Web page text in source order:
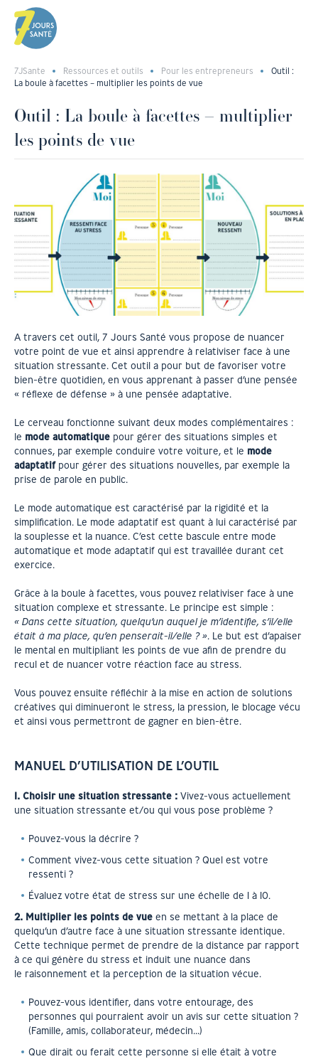
7JSante Ressources et outils Pour les entrepreneurs
Outil :
La boule à facettes – multiplier les points de vue
Outil : La boule à facettes – multiplier
les points de vue
A travers cet outil, 7 Jours Santé vous propose de nuancer
votre point de vue et ainsi apprendre à relativiser face à une
situation stressante. Cet outil a pour but de favoriser votre
bien-être quotidien, en vous apprenant à passer d’une pensée
« réflexe de défense » à une pensée adaptative.
Le cerveau fonctionne suivant deux modes complémentaires :
le mode automatique pour gérer des situations simples et
connues, par exemple conduire votre voiture, et le mode
adaptatifpour gérer des situations nouvelles, par exemple la
prise de parole en public.
Le mode automatique est caractérisé par la rigidité et la
simplification. Le mode adaptatif est quant à lui caractérisé par
la souplesse et la nuance. C’est cette bascule entre mode
automatique et mode adaptatif qui est travaillée durant cet
exercice.
Grâce à la boule à facettes, vous pouvez relativiser face à une
situation complexe et stressante. Le principe est simple :
« Dans cette situation, quelqu’un auquel je m’identifie, s’il/elle
était à ma place, qu’en penserait-il/elle ? ». Le but est d’apaiser
le mental en multipliant les points de vue afin de prendre du
recul et de nuancer votre réaction face au stress.
Vous pouvez ensuite réfléchir à la mise en action de solutions
créatives qui diminueront le stress, la pression, le blocage vécu
et ainsi vous permettront de gagner en bien-être.
MANUEL D’UTILISATION DE L’OUTIL
1. Choisir une situation stressante : Vivez-vous actuellement
une situation stressante et/ou qui vous pose problème ?
Pouvez-vous la décrire ?
Comment vivez-vous cette situation ? Quel est votre
ressenti ?
Évaluez votre état de stress sur une échelle de 1 à 10.
2. Multiplier les points de vue en se mettant à la place de
quelqu’un d’autre face à une situation stressante identique.
Cette technique permet de prendre de la distance par rapport
à ce qui génère du stress et induit une nuance dans
le raisonnement et la perception de la situation vécue.
Pouvez-vous identifier, dans votre entourage, des
personnes qui pourraient avoir un avis sur cette situation ?
(Famille, amis, collaborateur, médecin…)
Que dirait ou ferait cette personne si elle était à votre